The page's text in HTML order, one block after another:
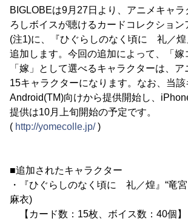
BIGLOBEは9月27日より、アニメキャ
ろしボイスが聴けるカードコレクション
(注1)に、『ひぐらしのなく頃に 礼／煌
追加します。今回の追加によって、「嫁
「嫁」として選べるキャラクターは、ア
15キャラクターになります。なお、当
Android(TM)向けから提供開始し、
提供は10月上旬開始の予定です。
( http://yomecolle.jp/)
■追加されたキャラクター
・『ひぐらしのなく頃に 礼／煌』“竜
麻衣)
【カード数：15枚、ボイス数：40個】